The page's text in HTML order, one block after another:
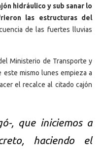
hidráulico y sub sanar lo
las estructuras del
de las fuertes lluvias
Ministerio de Transporte y
este mismo lunes empieza a
el recalce al citado cajón
, que iniciemos a
haciendo el